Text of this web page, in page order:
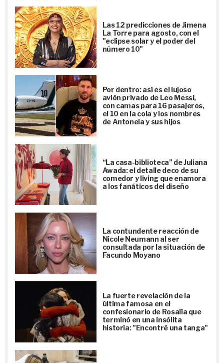
Las 12 predicciones de Jimena
La Torre para agosto, con el
"eclipse solar y el poder del
número 10"
Por dentro: así es el lujoso
avión privado de Leo Messi,
con camas para 16 pasajeros,
el 10 en la cola y los nombres
de Antonela y sus hijos
“La casa-biblioteca” de Juliana
Awada: el detalle deco de su
comedor y living que enamora
a los fanáticos del diseño
La contundente reacción de
Nicole Neumann al ser
consultada por la situación de
Facundo Moyano
La fuerte revelación de la
última famosa en el
confesionario de Rosalía que
terminó en una insólita
historia: "Encontré una tanga"